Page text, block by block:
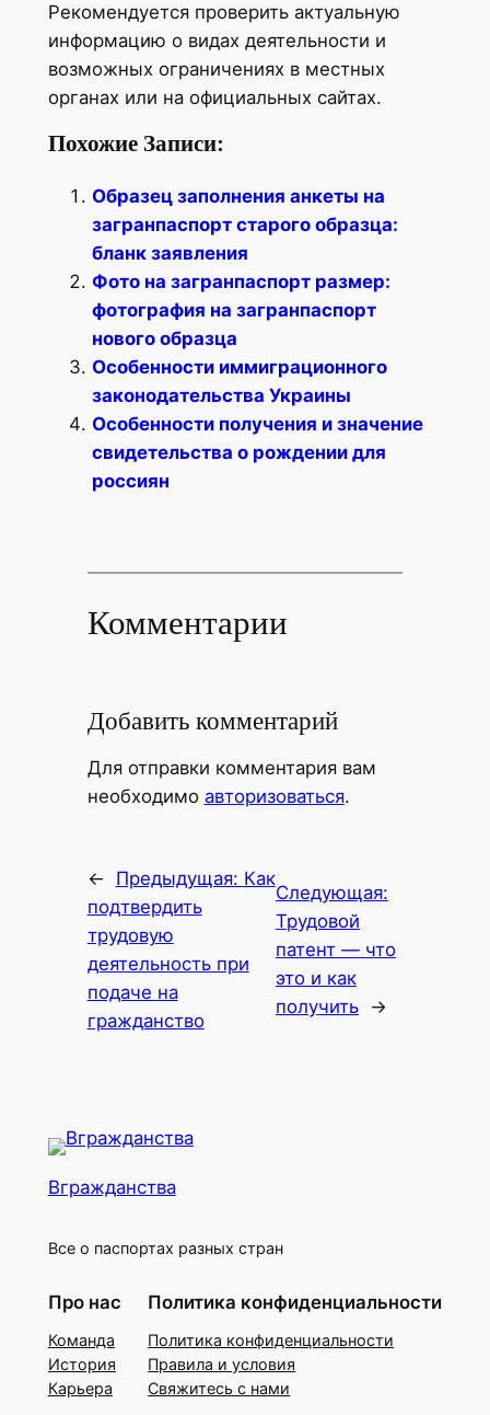
Рекомендуется проверить актуальную
информацию о видах деятельности и
возможных ограничениях в местных
органах или на официальных сайтах.
Похожие Записи:
Образец заполнения анкеты на
загранпаспорт старого образца:
бланк заявления
Фото на загранпаспорт размер:
фотография на загранпаспорт
нового образца
Особенности иммиграционного
законодательства Украины
Особенности получения и значение
свидетельства о рождении для
россиян
Комментарии
Добавить комментарий
Для отправки комментария вам
необходимо авторизоваться.
← Предыдущая: Как
подтвердить
трудовую
деятельность при
подаче на
гражданство
Следующая:
Трудовой
патент — что
это и как
получить
→
Вгражданства
Все о паспортах разных стран
Про нас
Команда
История
Карьера
Политика конфиденциальности
Политика конфиденциальности
Правила и условия
Свяжитесь с нами